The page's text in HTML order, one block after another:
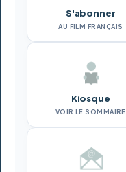
S'abonner
AU FILM FRANÇAIS
Kiosque
VOIR LE SOMMAIRE